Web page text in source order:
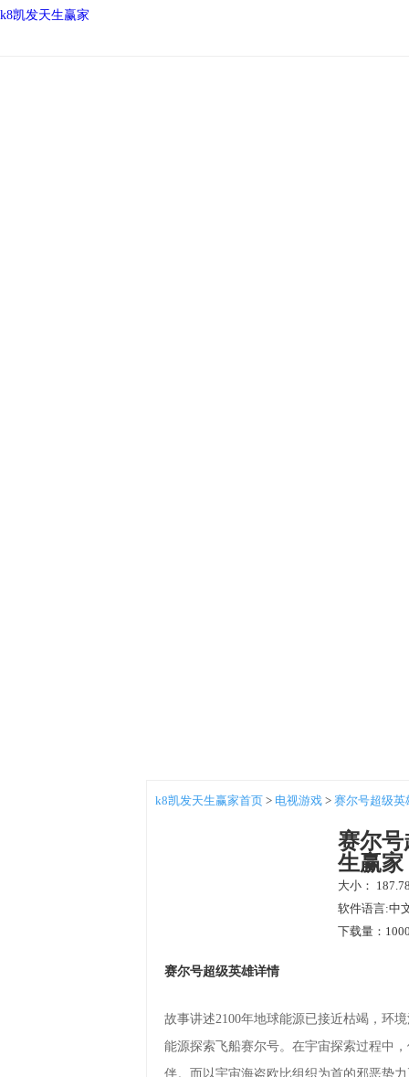
k8凯发天生赢家
k8凯发天生赢家首页 > 电视游戏 > 赛尔号超级英
赛尔
生赢家
大小：
软件语言:中
下载量：
赛尔号超级英雄详情
故事讲述2100年地球能源已接近枯竭，环
能源探索飞船赛尔号。在宇宙探索过程中
伴。而以宇宙海盗欧比组织为首的邪恶势